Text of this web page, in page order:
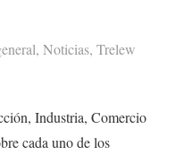
, Noticias, Trelew
Industria, Comercio
cada uno de los